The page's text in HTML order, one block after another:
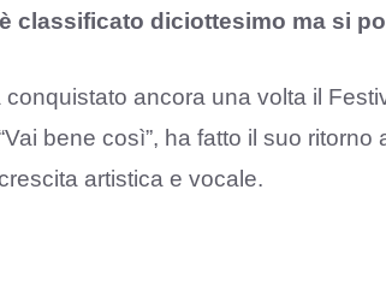
classificato diciottesimo ma si
conquistato ancora una volta il
bene così”, ha fatto il suo
artistica e vocale.